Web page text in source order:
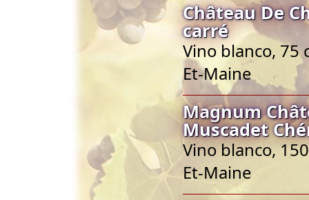
Château De
carré
Vino blanco, 75
Et-Maine
Magnum
Muscadet
Vino blanco,
Et-Maine